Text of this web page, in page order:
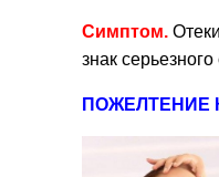
Симптом.
знак
ПОЖЕЛТЕНИЕ